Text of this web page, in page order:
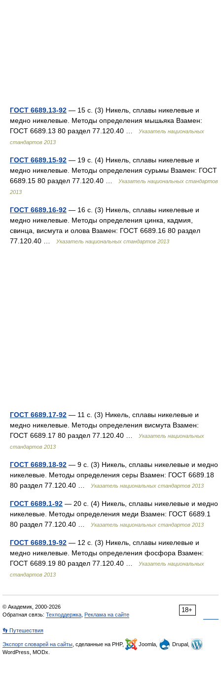
ГОСТ 6689.13-92 — 15 с. (3) Никель, сплавы никелевые и
медно никелевые. Методы определения мышьяка Взамен:
ГОСТ 6689.13 80 раздел 77.120.40 …
Указатель национальных
стандартов 2013
ГОСТ 6689.15-92 — 19 с. (4) Никель, сплавы никелевые и
медно никелевые. Методы определения сурьмы Взамен: ГОСТ
6689.15 80 раздел 77.120.40 …
Указатель национальных стандартов
2013
ГОСТ 6689.16-92 — 16 с. (3) Никель, сплавы никелевые и
медно никелевые. Методы определения цинка, кадмия,
свинца, висмута и олова Взамен: ГОСТ 6689.16 80 раздел
77.120.40 …
Указатель национальных стандартов 2013
ГОСТ 6689.17-92 — 11 с. (3) Никель, сплавы никелевые и
медно никелевые. Методы определения висмута Взамен:
ГОСТ 6689.17 80 раздел 77.120.40 …
Указатель национальных
стандартов 2013
ГОСТ 6689.18-92 — 9 с. (3) Никель, сплавы никелевые и медно
никелевые. Методы определения серы Взамен: ГОСТ 6689.18
80 раздел 77.120.40 …
Указатель национальных стандартов 2013
ГОСТ 6689.1-92 — 20 с. (4) Никель, сплавы никелевые и медно
никелевые. Методы определения меди Взамен: ГОСТ 6689.1
80 раздел 77.120.40 …
Указатель национальных стандартов 2013
ГОСТ 6689.19-92 — 12 с. (3) Никель, сплавы никелевые и
медно никелевые. Методы определения фосфора Взамен:
ГОСТ 6689.19 80 раздел 77.120.40 …
Указатель национальных
стандартов 2013
18+
© Академик, 2000-2026
Обратная связь: Техподдержка Реклама на сайте
👣 Путешествия
Экспорт словарей на сайты , сделанные на PHP, Joomla,
Drupal,
WordPress, MODx.